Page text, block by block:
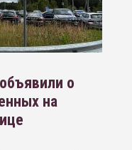
о
на